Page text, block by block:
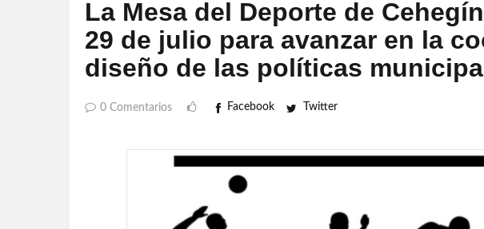
La Mesa del Deporte de
29 de julio para avanzar en la
diseño de las políticas
0 Comentarios Facebook Twitter